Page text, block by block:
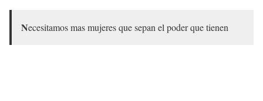
Necesitamos mas mujeres que sepan el poder que tienen